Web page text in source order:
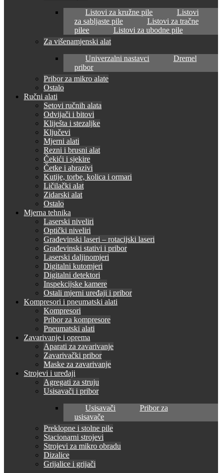
Listovi za kružne pile
Listovi
za sabljaste pile
Listovi za tračne
pilee
Listovi za ubodne pile
Za višenamjenski alat
Univerzalni nastavci
Dremel
pribor
Pribor za mikro alate
Ostalo
Ručni alati
Setovi ručnih alata
Odvijači i bitovi
Kliješta i stezaljke
Ključevi
Mjerni alati
Rezni i brusni alat
Čekići i sjekire
Četke i abrazivi
Kutije, torbe, kolica i ormari
Ličilački alat
Zidarski alat
Ostalo
Mjerna tehnika
Laserski niveliri
Optički niveliri
Građevinski laseri – rotacijski laseri
Građevinski stativi i pribor
Laserski daljinomjeri
Digitalni kutomjeri
Digitalni detektori
Inspekcijske kamere
Ostali mjerni uređaji i pribor
Kompresori i pneumatski alati
Kompresori
Pribor za kompresore
Pneumatski alati
Zavarivanje i oprema
Aparati za zavarivanje
Zavarivački pribor
Maske za zavarivanje
Strojevi i uređaji
Agregati za struju
Usisavači i pribor
Usisavači
Pribor za
usisavače
Preklopne i stolne pile
Stacionarni strojevi
Strojevi za mikro obradu
Dizalice
Grijalice i grijači